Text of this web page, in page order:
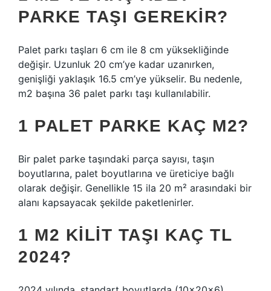
PARKE TAŞI GEREKIR?
Palet parkı taşları 6 cm ile 8 cm yüksekliğinde
değişir. Uzunluk 20 cm’ye kadar uzanırken,
genişliği yaklaşık 16.5 cm’ye yükselir. Bu nedenle,
m2 başına 36 palet parkı taşı kullanılabilir.
1 PALET PARKE KAÇ M2?
Bir palet parke taşındaki parça sayısı, taşın
boyutlarına, palet boyutlarına ve üreticiye bağlı
olarak değişir. Genellikle 15 ila 20 m² arasındaki bir
alanı kapsayacak şekilde paketlenirler.
1 M2 KILIT TAŞI KAÇ TL
2024?